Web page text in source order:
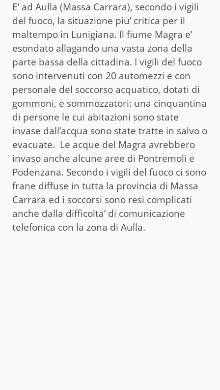
E’ ad Aulla (Massa Carrara), secondo i vigili
del fuoco, la situazione piu’ critica per il
maltempo in Lunigiana. Il fiume Magra e’
esondato allagando una vasta zona della
parte bassa della cittadina. I vigili del fuoco
sono intervenuti con 20 automezzi e con
personale del soccorso acquatico, dotati di
gommoni, e sommozzatori: una cinquantina
di persone le cui abitazioni sono state
invase dall’acqua sono state tratte in salvo o
evacuate. Le acque del Magra avrebbero
invaso anche alcune aree di Pontremoli e
Podenzana. Secondo i vigili del fuoco ci sono
frane diffuse in tutta la provincia di Massa
Carrara ed i soccorsi sono resi complicati
anche dalla difficolta’ di comunicazione
telefonica con la zona di Aulla.